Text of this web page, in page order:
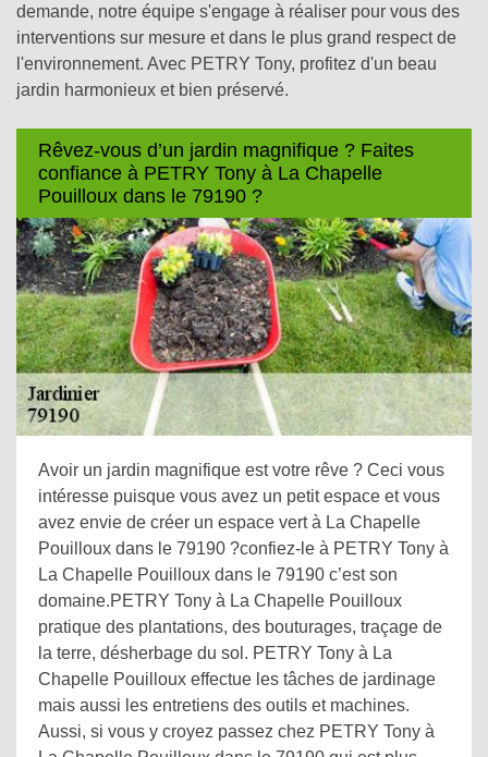
demande, notre équipe s'engage à réaliser pour vous des
interventions sur mesure et dans le plus grand respect de
l'environnement. Avec PETRY Tony, profitez d'un beau
jardin harmonieux et bien préservé.
Rêvez-vous d’un jardin magnifique ? Faites
confiance à PETRY Tony à La Chapelle
Pouilloux dans le 79190 ?
Avoir un jardin magnifique est votre rêve ? Ceci vous
intéresse puisque vous avez un petit espace et vous
avez envie de créer un espace vert à La Chapelle
Pouilloux dans le 79190 ?confiez-le à PETRY Tony à
La Chapelle Pouilloux dans le 79190 c’est son
domaine.PETRY Tony à La Chapelle Pouilloux
pratique des plantations, des bouturages, traçage de
la terre, désherbage du sol. PETRY Tony à La
Chapelle Pouilloux effectue les tâches de jardinage
mais aussi les entretiens des outils et machines.
Aussi, si vous y croyez passez chez PETRY Tony à